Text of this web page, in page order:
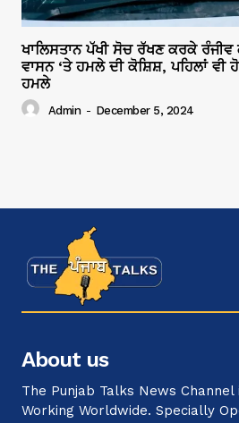
ਖਾਲਿਸਤਾਨ ਪੱਖੀ ਸੋਚ ਰੱਖਣ ਕਰਕੇ ਰੰਜੀਵ
ਵਾਸਨ ‘ਤੇ ਹਮਲੇ ਦੀ ਕੋਸ਼ਿਸ਼, ਪਹਿਲਾਂ ਵੀ
ਹਮਲੇ
Admin - December 5, 2024
About us
The Punjab Talks News Channel
Working Worldwide. Specially